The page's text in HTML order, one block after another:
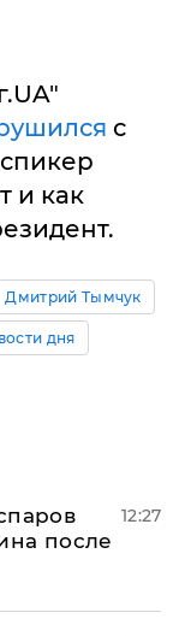
с
и как
Дмитрий Тымчук
дня
после
12:27